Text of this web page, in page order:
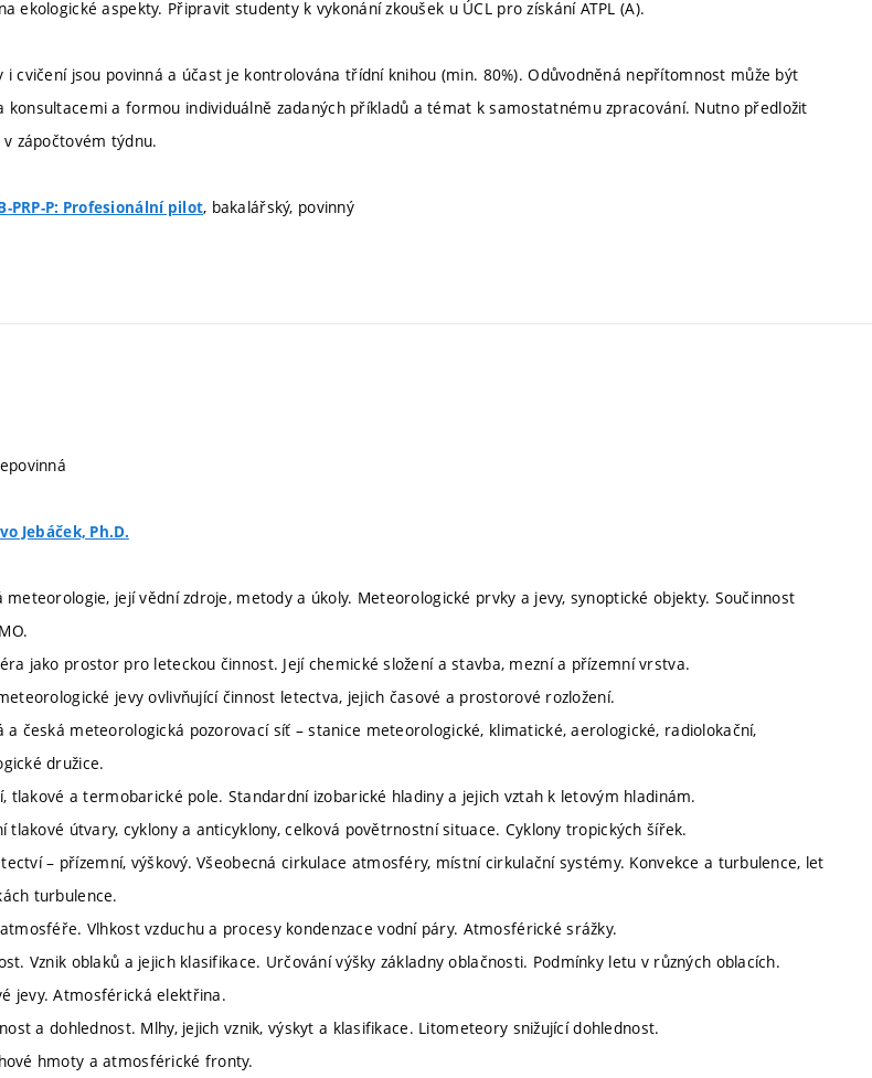
ekologické aspekty. Připravit studenty k vykonání zkoušek u ÚCL pro získání ATPL (A).
i cvičení jsou povinná a účast je kontrolována třídní knihou (min. 80%). Odůvodněná nepřítomnost může být
konsultacemi a formou individuálně zadaných příkladů a témat k samostatnému zpracování. Nutno předložit
v zápočtovém týdnu.
PRP-P: Profesionální pilot, bakalářský, povinný
Jebáček, Ph.D.
meteorologie, její vědní zdroje, metody a úkoly. Meteorologické prvky a jevy, synoptické objekty. Součinnost
jako prostor pro leteckou činnost. Její chemické složení a stavba, mezní a přízemní vrstva.
jevy ovlivňující činnost letectva, jejich časové a prostorové rozložení.
a česká meteorologická pozorovací síť – stanice meteorologické, klimatické, aerologické, radiolokační,
družice.
tlakové a termobarické pole. Standardní izobarické hladiny a jejich vztah k letovým hladinám.
tlakové útvary, cyklony a anticyklony, celková povětrnostní situace. Cyklony tropických šířek.
– přízemní, výškový. Všeobecná cirkulace atmosféry, místní cirkulační systémy. Konvekce a turbulence, let
turbulence.
Vlhkost vzduchu a procesy kondenzace vodní páry. Atmosférické srážky.
Vznik oblaků a jejich klasifikace. Určování výšky základny oblačnosti. Podmínky letu v různých oblacích.
jevy. Atmosférická elektřina.
a dohlednost. Mlhy, jejich vznik, výskyt a klasifikace. Litometeory snižující dohlednost.
hmoty a atmosférické fronty.